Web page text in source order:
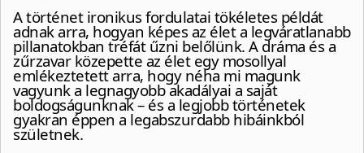
A történet ironikus fordulatai tökéletes példát
adnak arra, hogyan képes az élet a legváratlanabb
pillanatokban tréfát űzni belőlünk. A dráma és a
zűrzavar közepette az élet egy mosollyal
emlékeztetett arra, hogy néha mi magunk
vagyunk a legnagyobb akadályai a saját
boldogságunknak – és a legjobb történetek
gyakran éppen a legabszurdabb hibáinkból
születnek.